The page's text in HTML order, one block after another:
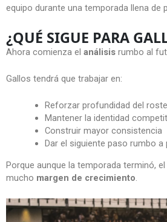
equipo durante una temporada llena de
¿QUÉ SIGUE PARA
Ahora comienza el análisis rumbo al
Gallos tendrá que trabajar en:
Reforzar profundidad del
Mantener la identidad
Construir mayor consistencia
Dar el siguiente paso rumbo
Porque aunque la temporada terminó,
mucho margen de crecimiento.